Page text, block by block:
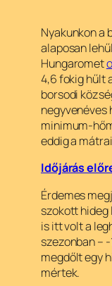
Nyakunkon a
alaposan
Hungaromet
4,6 fokig hűlt
borsodi
negyvenéves
minimum-
eddig a
Időjárás
Érdemes
szokott
is itt volt a
szezonban –
megdőlt egy
mértek.